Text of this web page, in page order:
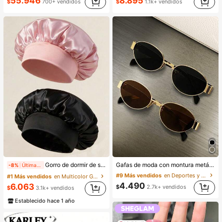
$ 700+ vendidos
-8% Gorro de dormir de satén de seda, adecuado para cabello largo, trenzas, rastas y cabello rizado. Suave, unisex y disponible en múltiples colores. Perfecto para el cuidado del cabello durante la noche, uso en el baño y viajes.
#1 Más vendidos
en Multicolor Gorros para el pelo para mujer
$6.063 3.1k+ vendidos
Establecido hace 1 año
$
1.1k+ vendidos
Gafas de moda con montura metálica ovalada/poligonal (media montura), adecuadas para uso diario y actividades al aire libre
#9 Más vendidos
en Deportes y actividades al aire libre
$4.490 2.7k+ vendidos